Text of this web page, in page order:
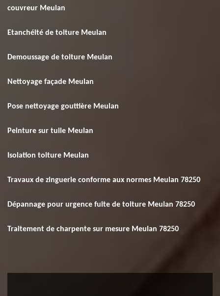
couvreur Meulan
Etanchéité de toiture Meulan
Demoussage de toiture Meulan
Nettoyage façade Meulan
Pose nettoyage gouttière Meulan
Peinture sur tuile Meulan
Isolation toiture Meulan
Travaux de zinguerie conforme aux normes Meulan 78250
Dépannage pour urgence fuite de toiture Meulan 78250
Traitement de charpente sur mesure Meulan 78250